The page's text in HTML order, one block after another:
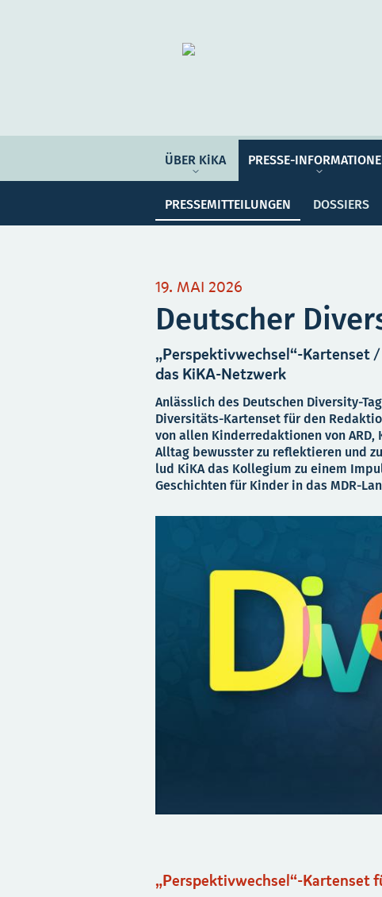
ÜBER KiKA PRESSE-
PRESSEMITTEILUNGEN DOSSIERS
Organisation
PRESSE-INFORMATIONEN
PROGRAMM-INFORMATIONEN
19. MAI 2026
Deutscher
„Perspektivwechsel“-Kartenset
das KiKA-Netzwerk
Anlässlich des Deutschen Diversity-
Diversitäts-Kartenset für den
von allen Kinderredaktionen von
Alltag bewusster zu reflektieren und
lud KiKA das Kollegium zu einem
Geschichten für Kinder in das MDR-
„Perspektivwechsel“-Kartenset